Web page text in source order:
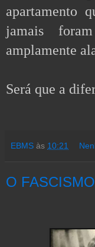
apartamento
jamais
amplamente
EBMS às 10:21
O